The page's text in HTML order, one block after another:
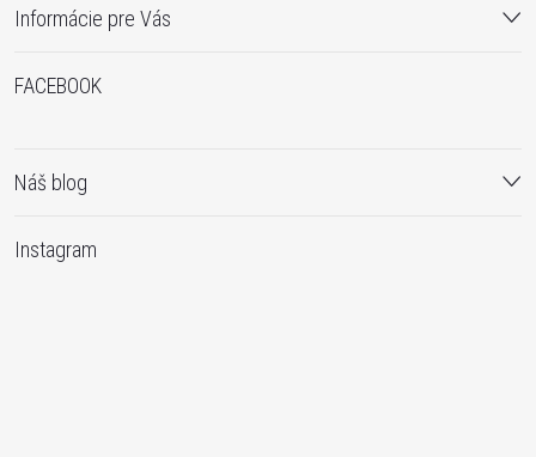
Informácie pre Vás
FACEBOOK
Náš blog
Instagram